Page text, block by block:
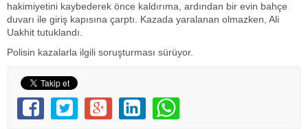
hakimiyetini kaybederek önce kaldırıma, ardından bir evin bahçe
duvarı ile giriş kapısına çarptı. Kazada yaralanan olmazken, Ali
Uakhit tutuklandı.
Polisin kazalarla ilgili soruşturması sürüyor.